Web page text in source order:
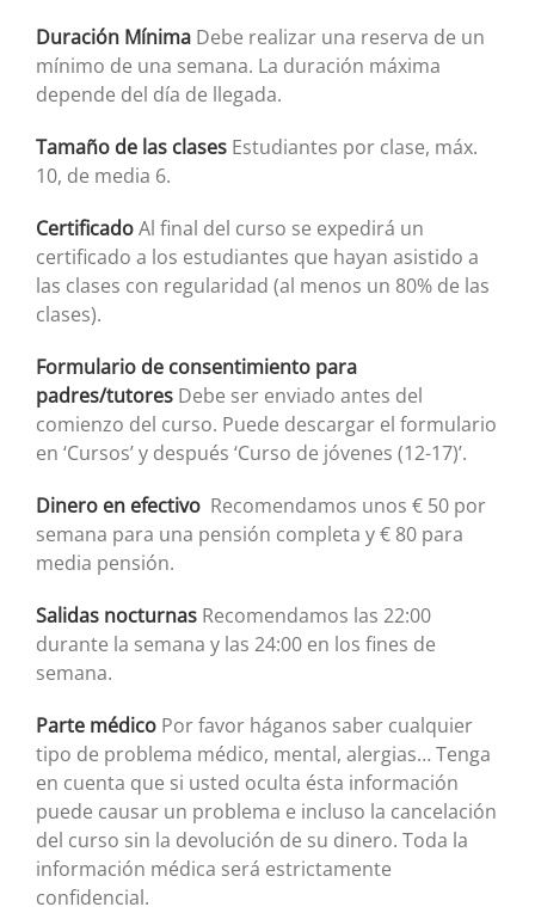
Duración Mínima Debe realizar una reserva de un
mínimo de una semana. La duración máxima
depende del día de llegada.
Tamaño de las clases Estudiantes por clase, máx.
10, de media 6.
CertificadoAl final del curso se expedirá un
certificado a los estudiantes que hayan asistido a
las clases con regularidad (al menos un 80% de las
clases).
Formulario de consentimiento para
padres/tutores Debe ser enviado antes del
comienzo del curso. Puede descargar el formulario
en ‘Cursos’ y después ‘Curso de jóvenes (12-17)’.
Dinero en efectivo Recomendamos unos € 50 por
semana para una pensión completa y € 80 para
media pensión.
Salidas nocturnas Recomendamos las 22:00
durante la semana y las 24:00 en los fines de
semana.
Parte médico Por favor háganos saber cualquier
tipo de problema médico, mental, alergias… Tenga
en cuenta que si usted oculta ésta información
puede causar un problema e incluso la cancelación
del curso sin la devolución de su dinero. Toda la
información médica será estrictamente
confidencial.